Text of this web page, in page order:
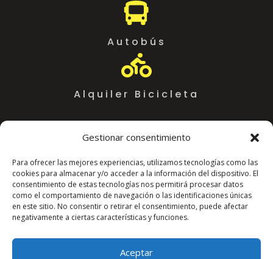
Gestionar consentimiento
Para ofrecer las mejores experiencias, utilizamos tecnologías como las
cookies para almacenar y/o acceder a la información del dispositivo. El
consentimiento de estas tecnologías nos permitirá procesar datos
como el comportamiento de navegación o las identificaciones únicas
en este sitio. No consentir o retirar el consentimiento, puede afectar
negativamente a ciertas características y funciones.
Aceptar

Autobús

Alquiler Bicicleta